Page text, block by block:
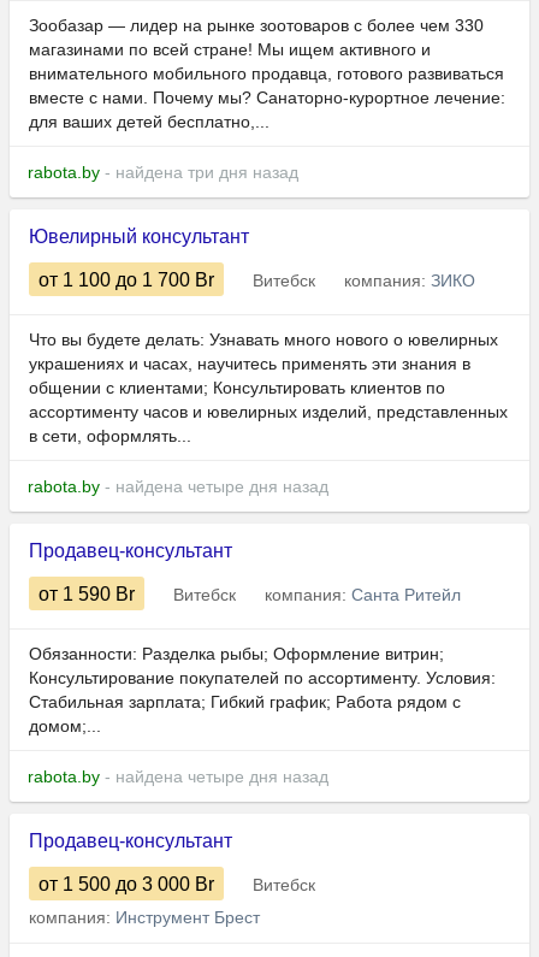
Зообазар — лидер на рынке зоотоваров с более чем 330
магазинами по всей стране! Мы ищем активного и
внимательного мобильного продавца, готового развиваться
вместе с нами. Почему мы? Санаторно-курортное лечение:
для ваших детей бесплатно,...
rabota.by - найдена три дня назад
Ювелирный консультант
от 1 100 до 1 700 Br Витебск компания: ЗИКО
Что вы будете делать: Узнавать много нового о ювелирных
украшениях и часах, научитесь применять эти знания в
общении с клиентами; Консультировать клиентов по
ассортименту часов и ювелирных изделий, представленных
в сети, оформлять...
rabota.by - найдена четыре дня назад
Продавец-консультант
от 1 590 Br Витебск компания: Санта Ритейл
Обязанности: Разделка рыбы; Оформление витрин;
Консультирование покупателей по ассортименту. Условия:
Стабильная зарплата; Гибкий график; Работа рядом с
домом;...
rabota.by - найдена четыре дня назад
Продавец-консультант
от 1 500 до 3 000 Br
Витебск
компания: Инструмент Брест